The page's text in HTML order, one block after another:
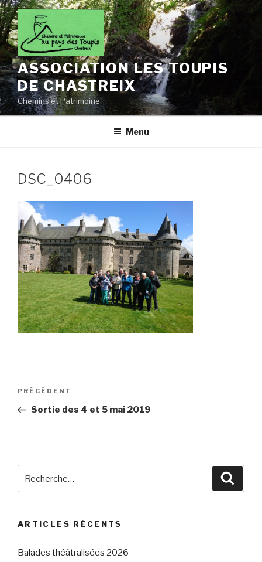
Aller
au
contenu
principal
ASSOCIATION LES TOUPIS
DE CHASTREIX
Chemins et Patrimoine
Menu
DSC_0406
Navigation
l’article
Article
précédent
PRÉCÉDENT
Sortie des 4 et 5 mai 2019
ARTICLES RÉCENTS
Balades théâtralisées 2026